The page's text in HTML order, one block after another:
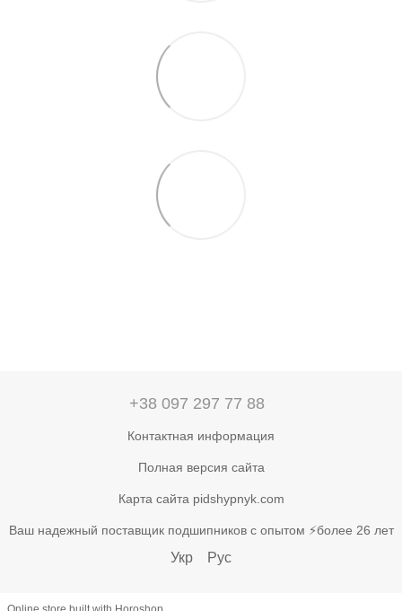
+38 097 297 77 88
Контактная информация
Полная версия сайта
Карта сайта pidshypnyk.com
Ваш надежный поставщик подшипников с опытом ⚡более 26 лет
Укр Рус